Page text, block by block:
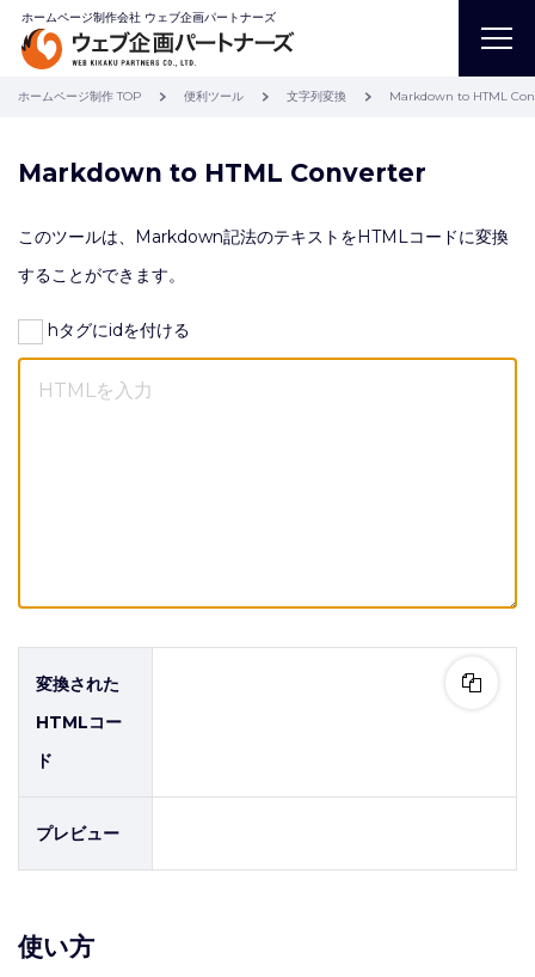
ホームページ制作会社 ウェブ企画パートナーズ
ホームページ制作 TOP 便利ツール 文字列変換 Markdown to HTML
Markdown to HTML Converter
このツールは、Markdown記法のテキストをHTMLコードに変換
することができます。
hタグにidを付ける
変換された
HTMLコー
ド
プレビュー
使い方